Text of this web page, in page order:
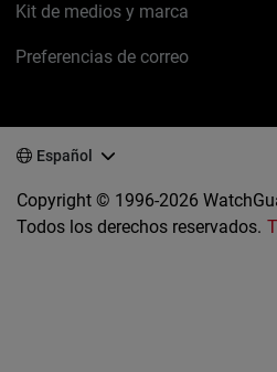
Kit de medios y marca
Preferencias de correo
Español
Copyright © 1996-2026
Todos los derechos reservados.